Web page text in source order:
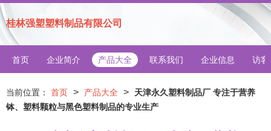
桂林强塑塑料制品有限公司
首页 企业简介 产品大全 联系我们 企业信息 访客
当前位置： 首页 > 产品大全 >
天津永久塑料制品厂 专注于营养
钵、塑料颗粒与黑色塑料制品的专业生产